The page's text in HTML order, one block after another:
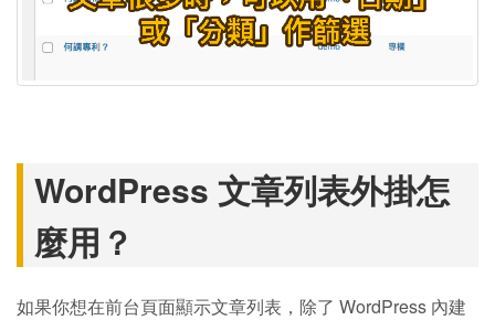
WordPress 文章列表外掛怎
麼用？
如果你想在前台頁面顯示文章列表，除了 WordPress 內建